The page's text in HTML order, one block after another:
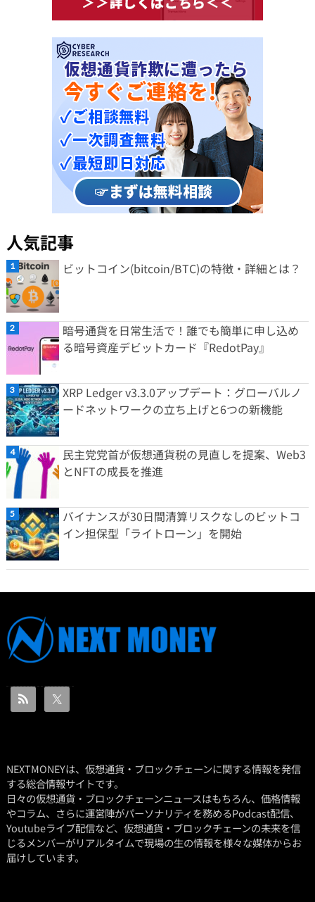
人気記事
ビットコイン(bitcoin/BTC)の特徴・詳細とは？
暗号通貨を日常生活で！誰でも簡単に申し込め
る暗号資産デビットカード『RedotPay』
XRP Ledger v3.3.0アップデート：グローバルノ
ードネットワークの立ち上げと6つの新機能
民主党党首が仮想通貨税の見直しを提案、Web3
とNFTの成長を推進
バイナンスが30日間清算リスクなしのビットコ
イン担保型「ライトローン」を開始
NEXTMONEYは、仮想通貨・ブロックチェーンに関する情報を発信
する総合情報サイトです。
日々の仮想通貨・ブロックチェーンニュースはもちろん、価格情報
やコラム、さらに運営陣がパーソナリティを務めるPodcast配信、
Youtubeライブ配信など、仮想通貨・ブロックチェーンの未来を信
じるメンバーがリアルタイムで現場の生の情報を様々な媒体からお
届けしています。